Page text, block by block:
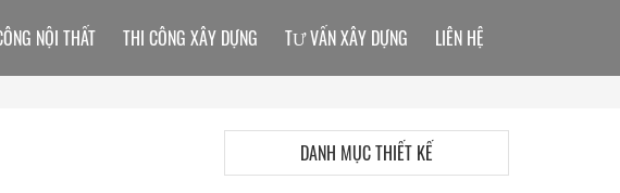
NỘI THẤT THI CÔNG XÂY DỰNG TƯ VẤN XÂY DỰNG LIÊN HỆ
DANH MỤC THIẾT KẾ